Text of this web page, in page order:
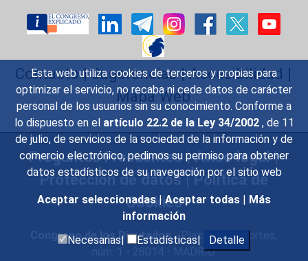
Esta web utiliza cookies de terceros y propias para
optimizar el servicio, no recaba ni cede datos de carácter
personal de los usuarios sin su conocimiento. Conforme a
lo dispuesto en el artículo 22.2 de la Ley 34/2002 , de 11
de julio, de servicios de la sociedad de la información y de
comercio electrónico, pedimos su permiso para obtener
datos estadísticos de su navegación por el sitio web
Aceptar seleccionadas | Aceptar todas | Más
información
Necesarias|
Estadísticas| Detalle
Contacto|Sugerencias|Accesibilidad |
Mapa Web
Preguntas Frecuentes|Aviso legal|
Protección de datos|Política de
Cookies
Congreso de los Diputados- Plaza de las Cortes,
núm. 1 - 28014 - MADRID